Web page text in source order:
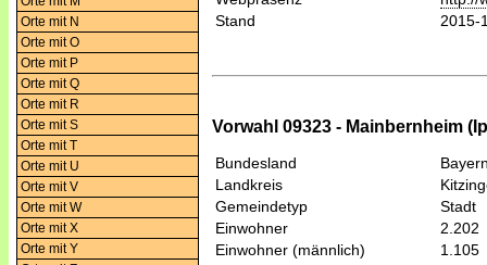
Orte mit N
Orte mit O
Orte mit P
Orte mit Q
Orte mit R
Orte mit S
Orte mit T
Orte mit U
Orte mit V
Orte mit W
Orte mit X
Orte mit Y
Stand
2015-
Vorwahl 09323 - Mainbernheim
Bundesland
Landkreis
Gemeindetyp
Stadt
Einwohner
2.202
Einwohner (männlich)
1.105